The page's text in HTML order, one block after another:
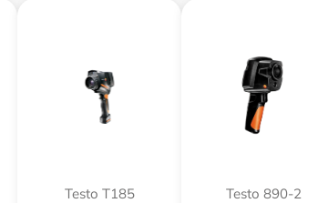
Testo T185 Testo 890-2